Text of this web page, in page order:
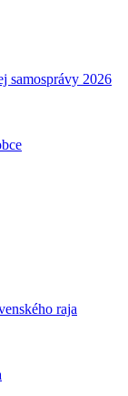
samosprávy 2026
raja